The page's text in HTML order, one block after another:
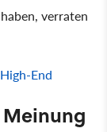
verraten
End
Meinung